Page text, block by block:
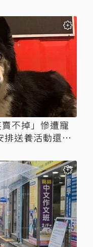
不掉」慘遭寵
排送養活動還是